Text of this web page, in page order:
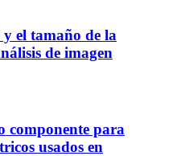
el tamaño de la
de imagen
componente para
usados en